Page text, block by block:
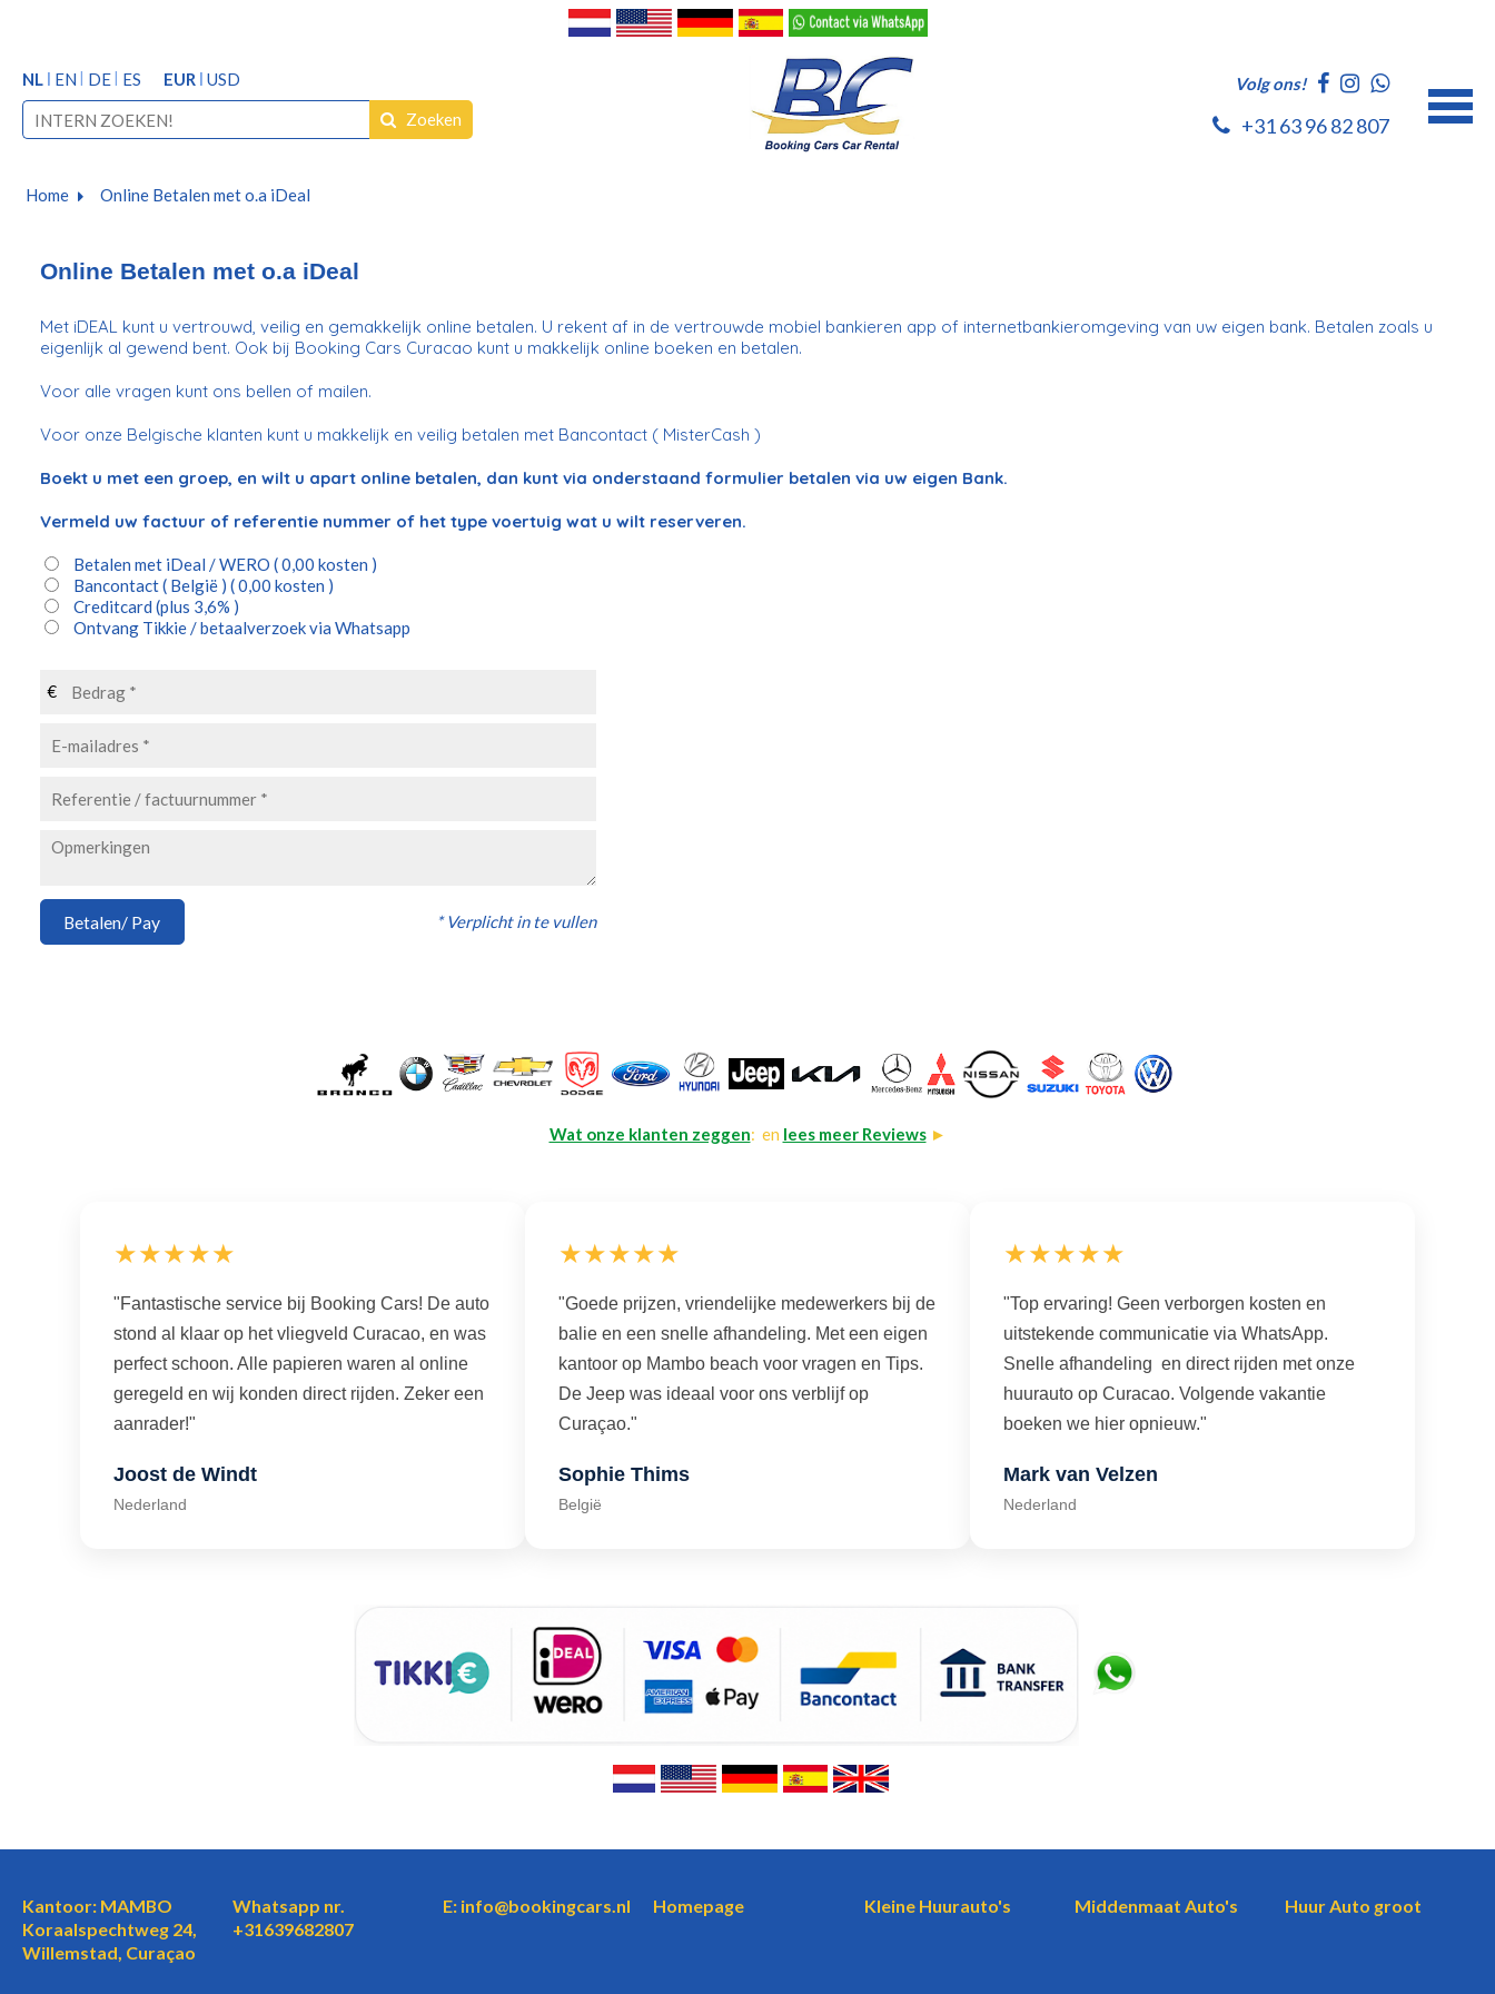
NL EN DE ES EUR USD
Zoeken
Volg ons!
+31 63 96 82 807
Home Online Betalen met o.a iDeal
Online Betalen met o.a iDeal
Met iDEAL kunt u vertrouwd, veilig en gemakkelijk online betalen. U rekent af in de vertrouwde mobiel bankieren app of internetbankieromgeving van uw eigen bank. Betalen zoals u
eigenlijk al gewend bent. Ook bij Booking Cars Curacao kunt u makkelijk online boeken en betalen.
Voor alle vragen kunt ons bellen of mailen.
Voor onze Belgische klanten kunt u makkelijk en veilig betalen met Bancontact ( MisterCash )
Boekt u met een groep, en wilt u apart online betalen, dan kunt via onderstaand formulier betalen via uw eigen Bank.
Vermeld uw factuur of referentie nummer of het type voertuig wat u wilt reserveren.
Betalen met iDeal / WERO ( 0,00 kosten )
Bancontact ( België ) ( 0,00 kosten )
Creditcard (plus 3,6% )
Ontvang Tikkie / betaalverzoek via Whatsapp
€
Betalen/ Pay * Verplicht in te vullen
Wat onze klanten zeggen: en lees meer Reviews►
★★★★★
"Fantastische service bij Booking Cars! De auto
stond al klaar op het vliegveld Curacao, en was
perfect schoon. Alle papieren waren al online
geregeld en wij konden direct rijden. Zeker een
aanrader!"
Joost de Windt
Nederland
★★★★★
"Goede prijzen, vriendelijke medewerkers bij de
balie en een snelle afhandeling. Met een eigen
kantoor op Mambo beach voor vragen en Tips.
De Jeep was ideaal voor ons verblijf op
Curaçao."
Sophie Thims
België
★★★★★
"Top ervaring! Geen verborgen kosten en
uitstekende communicatie via WhatsApp.
Snelle afhandeling en direct rijden met onze
huurauto op Curacao. Volgende vakantie
boeken we hier opnieuw."
Mark van Velzen
Nederland
Kantoor: MAMBO
Koraalspechtweg 24,
Willemstad, Curaçao
Whatsapp nr.
+31639682807
E: info@bookingcars.nl Homepage Kleine Huurauto's Middenmaat Auto's Huur Auto groot